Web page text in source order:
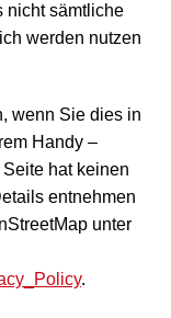
nicht sämtliche
werden nutzen
wenn Sie dies in
Handy –
hat keinen
entnehmen
unter
.